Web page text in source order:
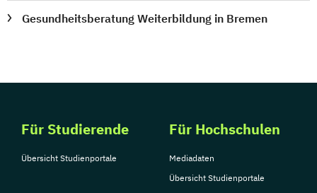
Gesundheitsberatung Weiterbildung in Bremen
Für Studierende
Übersicht Studienportale
Für Hochschulen
Mediadaten
Übersicht Studienportale